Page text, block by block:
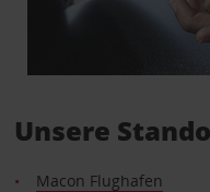
Unsere
Macon Flughafen